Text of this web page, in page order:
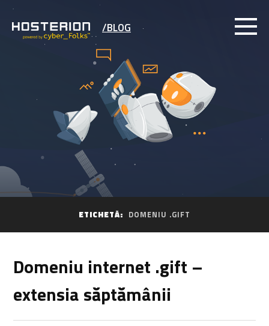
/BLOG
ETICHETĂ: DOMENIU .GIFT
Domeniu internet .gift –
extensia săptămânii